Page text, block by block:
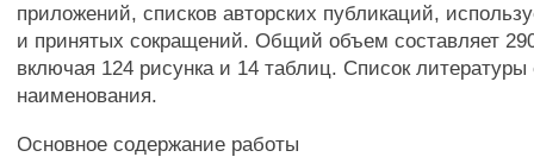
приложений, списков авторских публикаций,
и принятых сокращений. Общий объем составляет
включая 124 рисунка и 14 таблиц. Список
наименования.
Основное содержание работы